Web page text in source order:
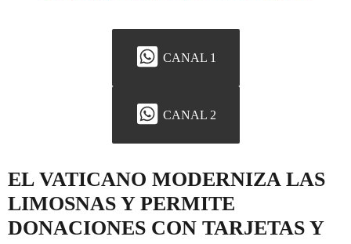
CANAL 1
CANAL 2
EL VATICANO MODERNIZA LAS
LIMOSNAS Y PERMITE
DONACIONES CON TARJETAS Y